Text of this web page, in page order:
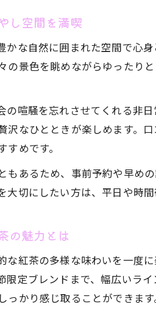
女子会に人気のアフタヌーン
アフタヌーンティー女子会の
彩な紅茶が味わえる贅沢な午後の
トップアップティー７杯で楽
午後の贅沢時間におすすめの
紅茶好きが満足するアフタヌ
季節限定スイーツとトップアッ
長野県アフタヌーンティーの
し空間を満喫
な自然に囲まれた空間で心
景色を眺めながらゆったり
喧騒を忘れさせてくれる非
なひとときが楽しめます。
めです。
あるため、事前予約や早め
切にしたい方は、平日や時間
の魅力とは
な紅茶の多様な味わいを一度
定ブレンドまで、幅広いラ
かり感じ取ることができます
お気軽にお問い合わ
お気軽にお問い合わ